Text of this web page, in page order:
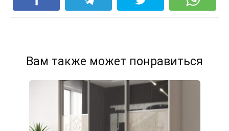
Вам также может понравиться